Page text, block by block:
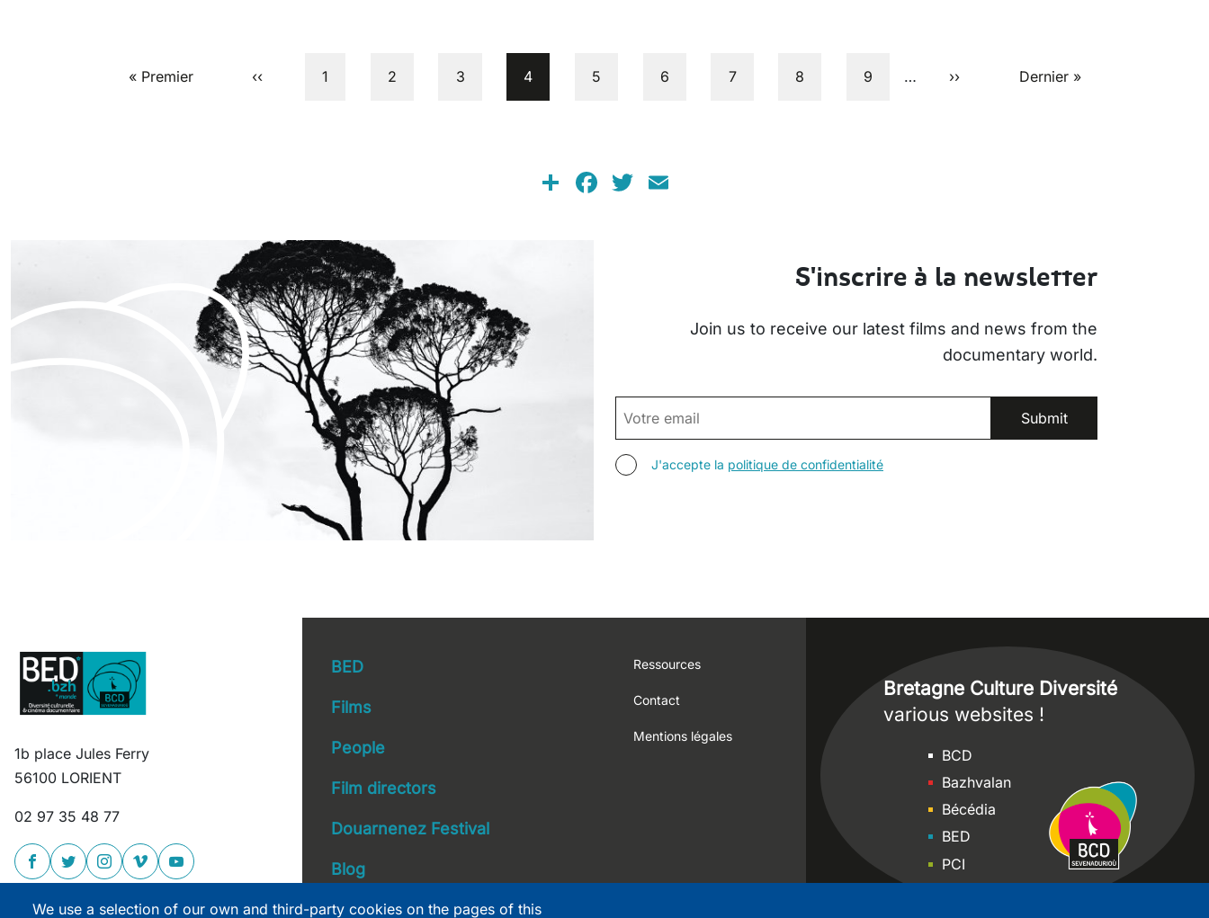
First page
« Premier Previous page
‹‹ Page
1 Page
2 Page
3 Current page
4 Page
5 Page
6 Page
7 Page
8 Page
9 … Next page
›› Last page
Dernier »
ShareFacebook
Twitter
S'inscrire à la newsletter
Join us to receive our latest films and news from the
documentary world.
EMAIL
AGREE TERMS
J'accepte la politique de confidentialité
1b place Jules Ferry
56100 LORIENT
02 97 35 48 77
Main navigation
BED
Films
People
Film directors
Douarnenez Festival
Blog
Footer
Ressources
Contact
Mentions légales
Bretagne Culture Diversité
various websites !
SitesBCD
Bazhvalan
Bécédia
BED
PCI
We use a selection of our own and third-party cookies on the pages of this